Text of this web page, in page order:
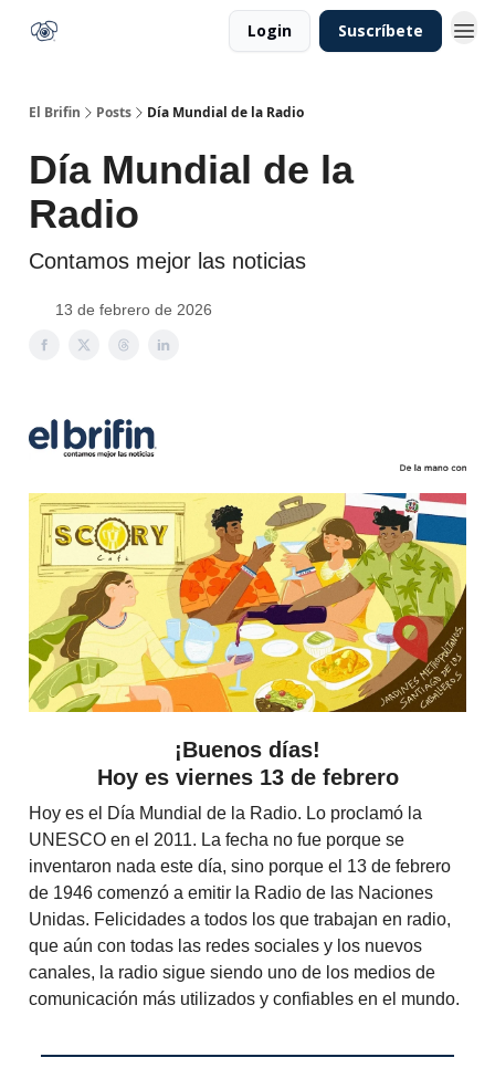
Login Suscríbete
El Brifin Posts Día Mundial de la Radio
Día Mundial de la
Radio
Contamos mejor las noticias
13 de febrero de 2026
¡Buenos días!
Hoy es viernes 13 de febrero
Hoy es el Día Mundial de la Radio. Lo proclamó la
UNESCO en el 2011. La fecha no fue porque se
inventaron nada este día, sino porque el 13 de febrero
de 1946 comenzó a emitir la Radio de las Naciones
Unidas. Felicidades a todos los que trabajan en radio,
que aún con todas las redes sociales y los nuevos
canales, la radio sigue siendo uno de los medios de
comunicación más utilizados y confiables en el mundo.